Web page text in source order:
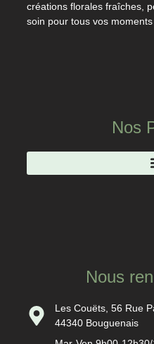
créations florales fraîches,
soin pour tous vos
Nos
Nous
Les Couëts, 56 Rue
44340 Bouguenais